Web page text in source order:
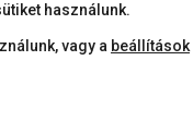
használunk.
vagy a beállítások